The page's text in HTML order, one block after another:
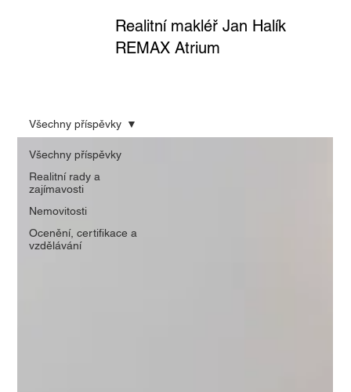
Realitní makléř Jan Halík
REMAX Atrium
Všechny příspěvky
Realitní rady a
zajímavosti
Nemovitosti
Ocenění, certifikace a
vzdělávání
Všechny příspěvky